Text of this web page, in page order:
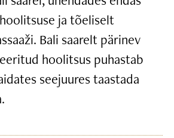
ja tõeliselt
Bali saarelt pärinev
hoolitsus puhastab
seejuures taastada